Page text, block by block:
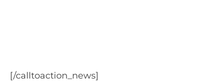
[/calltoaction_news]